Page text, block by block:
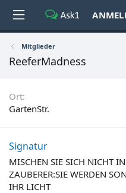
Mitglieder
ReeferMadness
Ort
GartenStr.
Signatur
MISCHEN SIE SICH NICHT
ZAUBERER:SIE WERDEN
IHR LICHT